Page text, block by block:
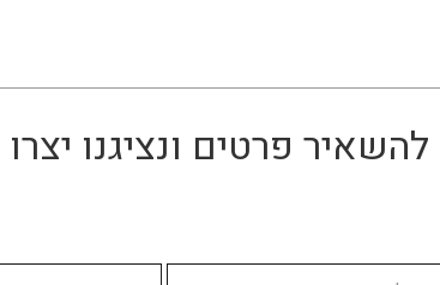
להשאיר פרטים ונציגנו